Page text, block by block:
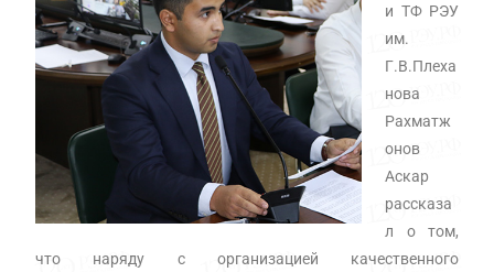
и ТФ РЭУ
им.
Г.В.Плеха
нова
Рахматж
онов
Аскар
рассказа
л о том,
что наряду с организацией качественного